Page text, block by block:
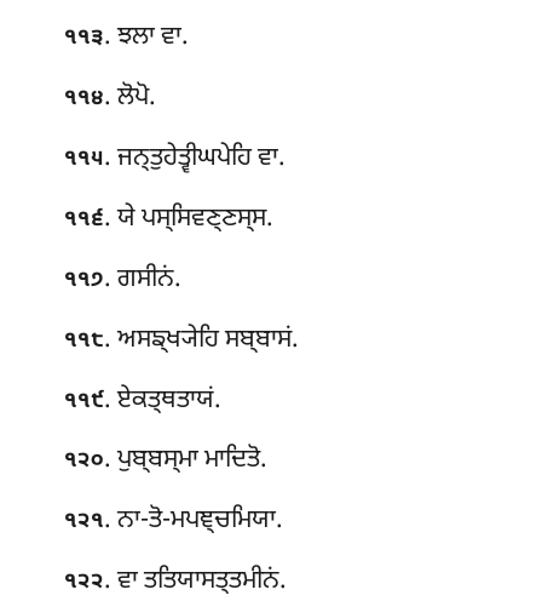
੧੧੩. ਝਲਾ ਵਾ.
੧੧੪. ਲੋਪੋ.
੧੧੫. ਜਨ੍ਤੁਹੇਤ੍ਵੀਘਪੇਹਿ ਵਾ.
੧੧੬. ਯੇ ਪਸ੍ਸਿਵਣ੍ਣਸ੍ਸ.
੧੧੭. ਗਸੀਨਂ.
੧੧੮. ਅਸਙ੍ਖ੍ਯੇਹਿ ਸਬ੍ਬਾਸਂ.
੧੧੯. ਏਕਤ੍ਥਤਾਯਂ.
੧੨੦. ਪੁਬ੍ਬਸ੍ਮਾ ਮਾਦਿਤੋ.
੧੨੧. ਨਾ-ਤੋ-ਮਪਞ੍ਚਮਿਯਾ.
੧੨੨. ਵਾ ਤਤਿਯਾਸਤ੍ਤਮੀਨਂ.